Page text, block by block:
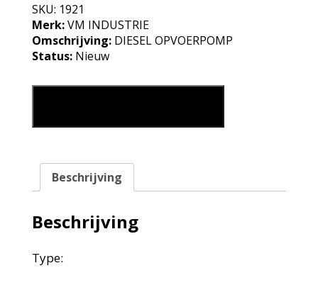
SKU: 1921
Merk:VM INDUSTRIE
Omschrijving:DIESEL OPVOERPOMP
Status:Nieuw
Beschrijving
Beschrijving
Type: